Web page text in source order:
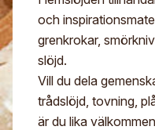
Digitalt
Stipendier
Gesäll- och
Immateriellt
Mina sidor
Sök
Eng
och
grenkrokar,
slöjd.
Vill du dela
trådslöjd, tovning,
är du lika
För- och efternamn*
E-post*